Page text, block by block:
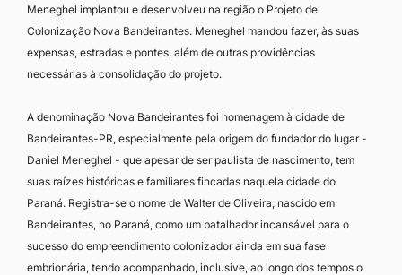
Meneghel implantou e desenvolveu na região o Projeto de
Colonização Nova Bandeirantes. Meneghel mandou fazer, às suas
expensas, estradas e pontes, além de outras providências
necessárias à consolidação do projeto.
A denominação Nova Bandeirantes foi homenagem à cidade de
Bandeirantes-PR, especialmente pela origem do fundador do lugar -
Daniel Meneghel - que apesar de ser paulista de nascimento, tem
suas raízes históricas e familiares fincadas naquela cidade do
Paraná. Registra-se o nome de Walter de Oliveira, nascido em
Bandeirantes, no Paraná, como um batalhador incansável para o
sucesso do empreendimento colonizador ainda em sua fase
embrionária, tendo acompanhado, inclusive, ao longo dos tempos o